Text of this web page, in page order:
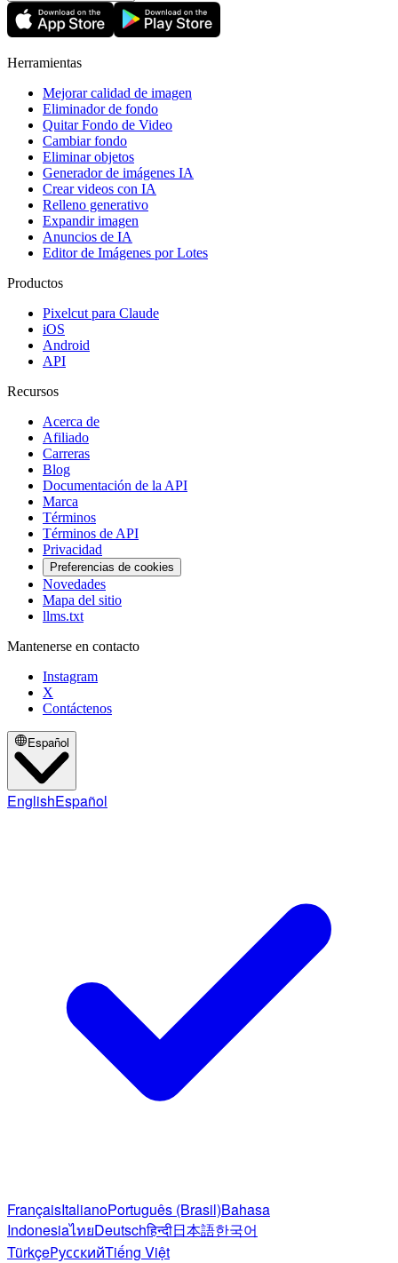
Herramientas
Mejorar calidad de imagen
Eliminador de fondo
Quitar Fondo de Video
Cambiar fondo
Eliminar objetos
Generador de imágenes IA
Crear videos con IA
Relleno generativo
Expandir imagen
Anuncios de IA
Editor de Imágenes por Lotes
Productos
Pixelcut para Claude
iOS
Android
API
Recursos
Acerca de
Afiliado
Carreras
Blog
Documentación de la API
Marca
Términos
Términos de API
Privacidad
Preferencias de cookies
Novedades
Mapa del sitio
llms.txt
Mantenerse en contacto
Instagram
X
Contáctenos
Español
EnglishEspañol
FrançaisItalianoPortuguês (Brasil)Bahasa
IndonesiaไทยDeutschहिन्दी日本語한국어
TürkçeРусскийTiếng Việt